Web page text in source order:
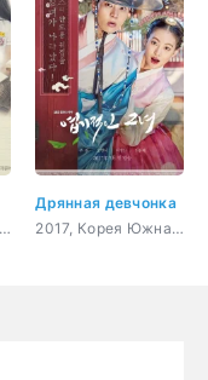
2017, Корея Южная, комедия, романтика, драма, фэнтези
Дрянная девчонка
2017, Корея Южная, история, комедия, романтика